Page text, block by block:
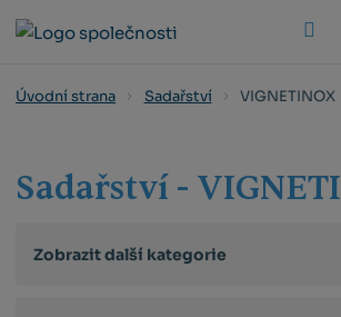
Úvodní strana Sadařství VIGNETINOX
Sadařství -
Zobrazit další kategorie